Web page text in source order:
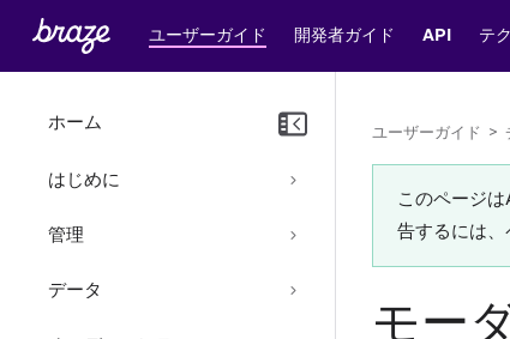
ユーザーガイド 開発者ガイド API テ
ホーム
はじめに
管理
データ
ユーザーガイド >
このページ
告するには、
モー